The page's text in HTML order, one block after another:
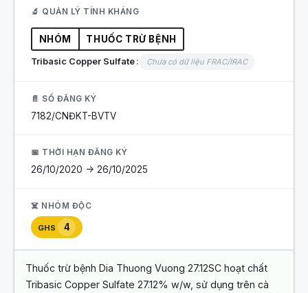
🔬 QUẢN LÝ TÍNH KHÁNG
NHÓM THUỐC TRỪ BỆNH
Tribasic Copper Sulfate Chưa có dữ liệu FRAC/IRAC
📄 SỐ ĐĂNG KÝ
7182/CNĐKT-BVTV
📅 THỜI HẠN ĐĂNG KÝ
26/10/2020 -> 26/10/2025
☠️ NHÓM ĐỘC
GHS 4
Thuốc trừ bệnh Dia Thuong Vuong 27.12SC hoạt chất
Tribasic Copper Sulfate 27.12% w/w, sử dụng trên cà